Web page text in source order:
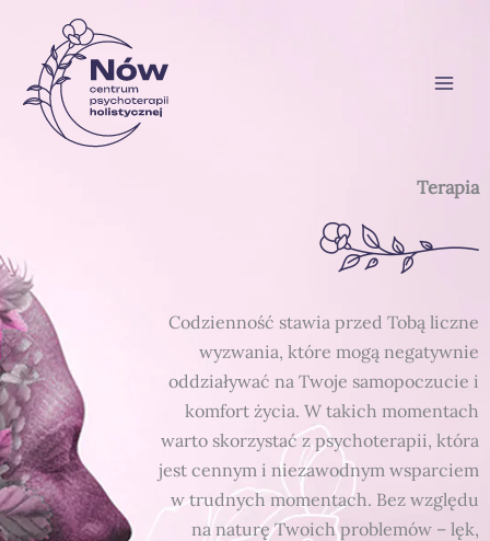
treści
Terapia
Codzienność stawia przed Tobą liczne
wyzwania, które mogą negatywnie
oddziaływać na Twoje samopoczucie i
komfort życia. W takich momentach
warto skorzystać z psychoterapii, która
jest cennym i niezawodnym wsparciem
w trudnych momentach. Bez względu
na naturę Twoich problemów – lęk,